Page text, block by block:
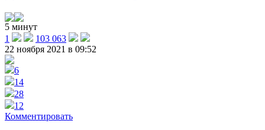
5 минут
1
103 063
22 ноября 2021 в 09:52
6
14
28
12
Комментировать